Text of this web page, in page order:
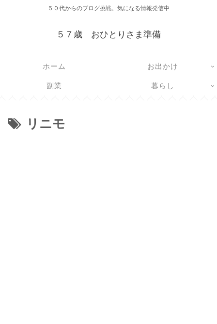
５０代からのブログ挑戦。気になる情報発信中
５７歳 おひとりさま準備
ホーム お出かけ
副業 暮らし
リニモ